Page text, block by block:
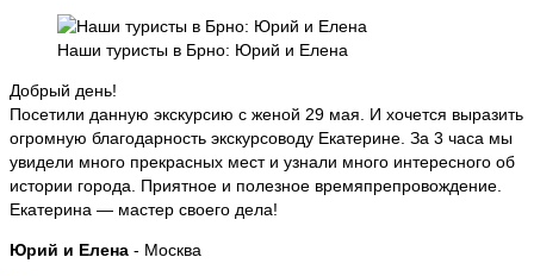
Наши туристы в Брно: Юрий и Елена
Добрый день!
Посетили данную экскурсию с женой 29 мая. И хочется выразить
огромную благодарность экскурсоводу Екатерине. За 3 часа мы
увидели много прекрасных мест и узнали много интересного об
истории города. Приятное и полезное времяпрепровождение.
Екатерина — мастер своего дела!
Юрий и Елена - Москва